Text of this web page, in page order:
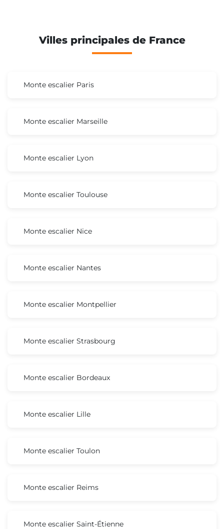
Villes principales de France
Monte escalier Paris
Monte escalier Marseille
Monte escalier Lyon
Monte escalier Toulouse
Monte escalier Nice
Monte escalier Nantes
Monte escalier Montpellier
Monte escalier Strasbourg
Monte escalier Bordeaux
Monte escalier Lille
Monte escalier Toulon
Monte escalier Reims
Monte escalier Saint-Étienne